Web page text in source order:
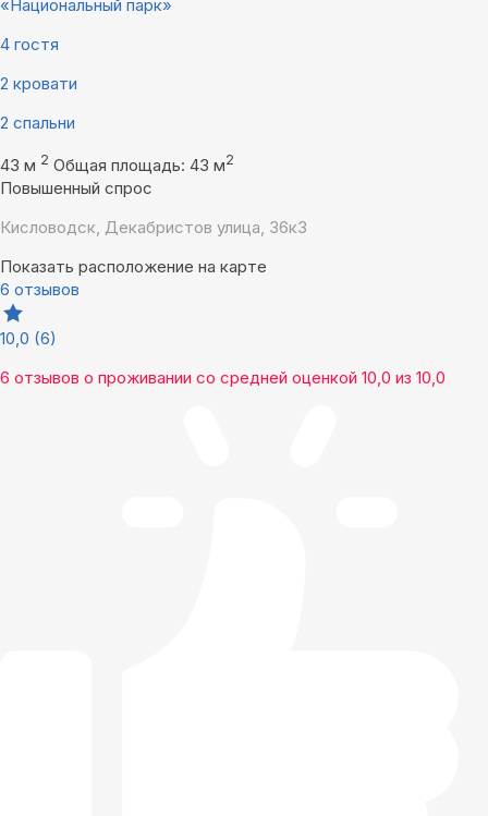
«Национальный парк»
4 гостя
2 кровати
2 спальни
43 м 2 Общая площадь: 43 м2
Повышенный спрос
Кисловодск, Декабристов улица, 36к3
Показать расположение на карте
6 отзывов
10,0 (6)
6 отзывов о проживании со средней оценкой 10,0 из 10,0